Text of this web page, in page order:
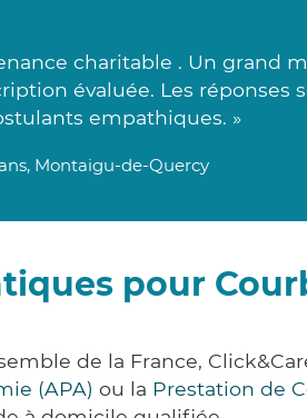
charitable . Un grand
évaluée. Les réponses
empathiques. »
Montaigu-de-Quercy
pour
de la France,
(APA) ou la Prestation de